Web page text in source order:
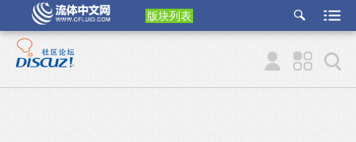
版块列表
etu
p